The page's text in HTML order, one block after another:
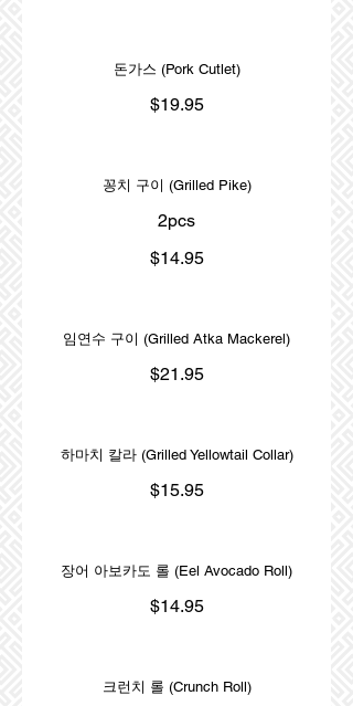
돈가스 (Pork Cutlet)
$19.95
꽁치 구이 (Grilled Pike)
2pcs
$14.95
임연수 구이 (Grilled Atka Mackerel)
$21.95
하마치 칼라 (Grilled Yellowtail Collar)
$15.95
장어 아보카도 롤 (Eel Avocado Roll)
$14.95
크런치 롤 (Crunch Roll)